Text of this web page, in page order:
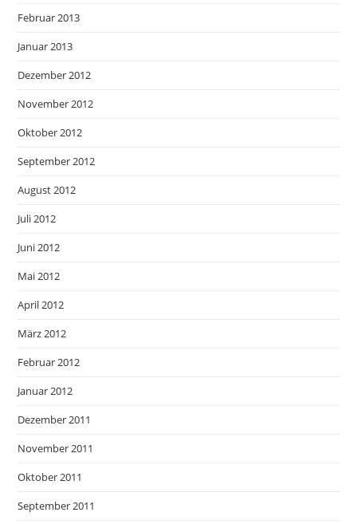
Februar 2013
Januar 2013
Dezember 2012
November 2012
Oktober 2012
September 2012
August 2012
Juli 2012
Juni 2012
Mai 2012
April 2012
März 2012
Februar 2012
Januar 2012
Dezember 2011
November 2011
Oktober 2011
September 2011